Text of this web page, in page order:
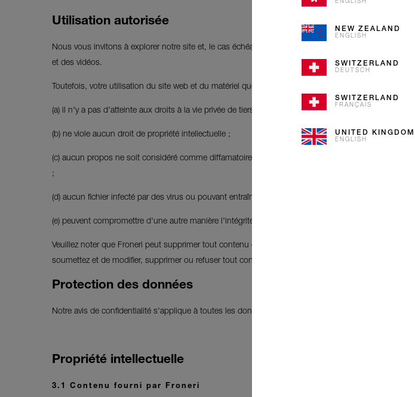
Utilisation autorisée
Nous vous invitons à explorer notre site et, le cas échéant, à y contribuer en posant des
et des vidéos.
Toutefois, votre utilisation du site web et du matériel que vous contribuez ne doit en aucun cas
(a) il n'y a pas d'atteinte aux droits à la vie privée de tiers ;
(b) ne viole aucun droit de propriété intellectuelle ;
(c) aucun propos ne soit considéré comme diffamatoire (y compris à l'encontre de Froneri) ou à
;
(d) aucun fichier infecté par des virus ou pouvant entraîner des risques de sécurité n'est téléchargé ;
(e) peuvent compromettre d'une autre manière l'intégrité du Site.
Veuillez noter que Froneri peut supprimer tout contenu du site web qui est considéré comme
soumettez et de modifier, supprimer ou refuser tout contenu que Froneri, à sa seule discrétion, juge
Protection des données
Notre avis de confidentialité s'applique à toutes les données ou matériels publiés sur ce site. Pour
Propriété intellectuelle
3.1 Contenu fourni par Froneri
ENGLISH
NEW ZEALAND
ENGLISH
SWITZERLAND
DEUTSCH
SWITZERLAND
FRANÇAIS
UNITED KINGDOM
ENGLISH